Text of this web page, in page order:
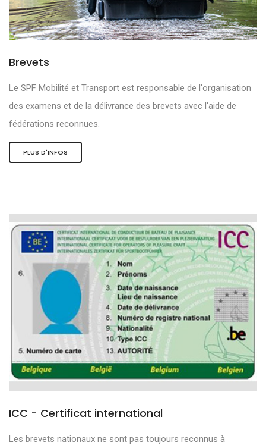
Brevets
Le SPF Mobilité et Transport est responsable de l'organisation
des examens et de la délivrance des brevets avec l'aide de
fédérations reconnues.
PLUS D'INFOS
ICC - Certificat international
Les brevets nationaux ne sont pas toujours reconnus à